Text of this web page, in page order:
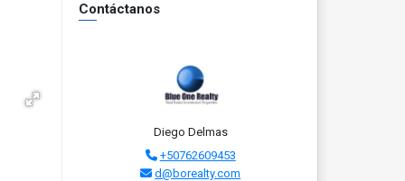
Contáctanos
Diego Delmas
+50762609453
d@borealty.com